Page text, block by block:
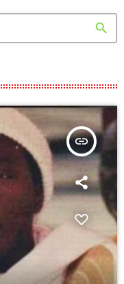
search
insert_link